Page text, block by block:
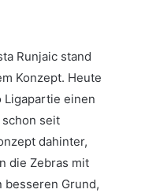
Runjaic stand
Konzept. Heute
Ligapartie einen
seit
dahinter,
die Zebras mit
besseren Grund,